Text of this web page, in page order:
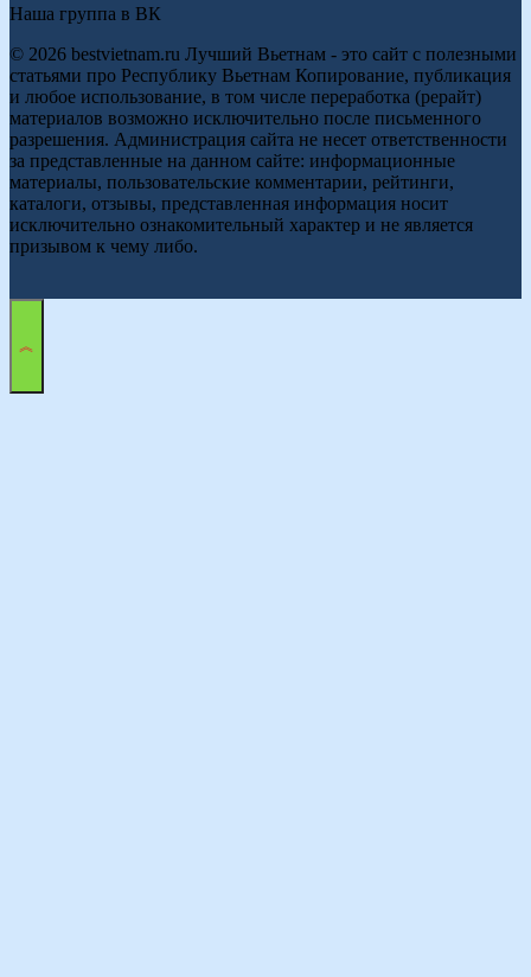
Наша группа в ВК
© 2026 bestvietnam.ru Лучший Вьетнам - это сайт с полезными
статьями про Республику Вьетнам Копирование, публикация
и любое использование, в том числе переработка (рерайт)
материалов возможно исключительно после письменного
разрешения. Администрация сайта не несет ответственности
за представленные на данном сайте: информационные
материалы, пользовательские комментарии, рейтинги,
каталоги, отзывы, представленная информация носит
исключительно ознакомительный характер и не является
призывом к чему либо.